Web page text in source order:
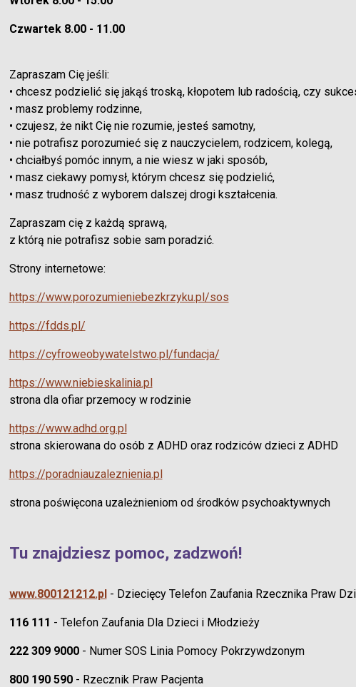
Czwartek 8.00 - 11.00
Zapraszam Cię jeśli:
• chcesz podzielić się jakąś troską, kłopotem lub radością, czy
• masz problemy rodzinne,
• czujesz, że nikt Cię nie rozumie, jesteś samotny,
• nie potrafisz porozumieć się z nauczycielem, rodzicem, kolegą,
• chciałbyś pomóc innym, a nie wiesz w jaki sposób,
• masz ciekawy pomysł, którym chcesz się podzielić,
• masz trudność z wyborem dalszej drogi kształcenia.
Zapraszam cię z każdą sprawą,
z którą nie potrafisz sobie sam poradzić.
Strony internetowe:
https://www.porozumieniebezkrzyku.pl/sos
https://fdds.pl/
https://cyfroweobywatelstwo.pl/fundacja/
https://www.niebieskalinia.pl
strona dla ofiar przemocy w rodzinie
https://www.adhd.org.pl
strona skierowana do osób z ADHD oraz rodziców dzieci z ADHD
https://poradniauzaleznienia.pl
strona poświęcona uzależnieniom od środków psychoaktywnych
Tu znajdziesz pomoc, zadzwoń!
www.800121212.pl- Dziecięcy Telefon Zaufania Rzecznika Praw
116 111 - Telefon Zaufania Dla Dzieci i Młodzieży
222 309 9000- Numer SOS Linia Pomocy Pokrzywdzonym
800 190 590- Rzecznik Praw Pacjenta